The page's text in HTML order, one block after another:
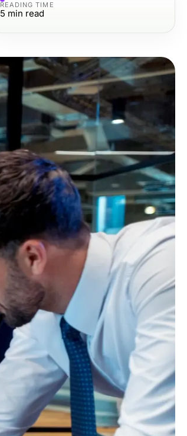
READING TIME
5 min read